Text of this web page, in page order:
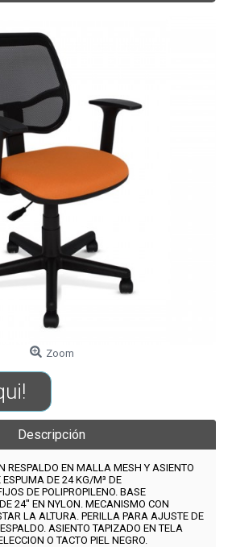
Zoom
Descripción
RESPALDO EN MALLA MESH Y ASIENTO
DE 24 KG/M³ DE
DE POLIPROPILENO. BASE
24" EN NYLON. MECANISMO CON
LA ALTURA. PERILLA PARA AJUSTE DE
ASIENTO TAPIZADO EN TELA
O TACTO PIEL NEGRO.